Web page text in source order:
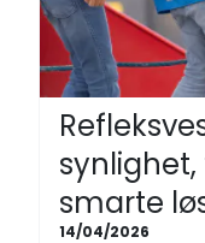
smarte
14/04/2026